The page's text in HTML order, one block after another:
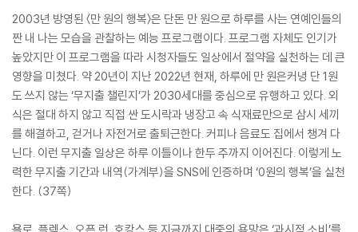
2003년 방영된 〈만 원의 행복〉은 단돈 만 원으로 하루를 사는 연예인들의
짠 내 나는 모습을 관찰하는 예능 프로그램이다. 프로그램 자체도 인기가
높았지만 이 프로그램을 따라 시청자들도 일상에서 절약을 실천하는 데 큰
영향을 미쳤다. 약 20년이 지난 2022년 현재, 하루에 만 원은커녕 단 1원
도 쓰지 않는 ‘무지출 챌린지’가 2030세대를 중심으로 유행하고 있다. 외
식은 절대 하지 않고 직접 싼 도시락과 냉장고 속 식재료만으로 삼시 세끼
를 해결하고, 걷거나 자전거로 출퇴근한다. 커피나 음료도 집에서 챙겨 다
닌다. 이런 무지출 일상은 하루 이틀이나 한두 주까지 이어진다. 이렇게 노
력한 무지출 기간과 내역(가계부)을 SNS에 인증하며 ‘0원의 행복’을 실천
한다. (37쪽)